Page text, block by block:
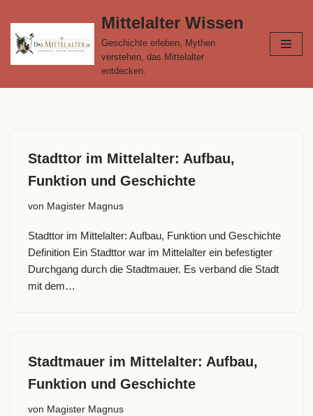
Zum
Inhalt
Mittelalter Wissen
Geschichte erleben, Mythen
verstehen, das Mittelalter
entdecken.
Stadttor im Mittelalter: Aufbau,
Funktion und Geschichte
von Magister Magnus
Stadttor im Mittelalter: Aufbau, Funktion und Geschichte
Definition Ein Stadttor war im Mittelalter ein befestigter
Durchgang durch die Stadtmauer. Es verband die Stadt
mit dem…
Stadtmauer im Mittelalter: Aufbau,
Funktion und Geschichte
von Magister Magnus